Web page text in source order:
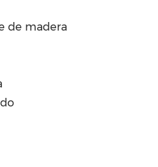
de madera